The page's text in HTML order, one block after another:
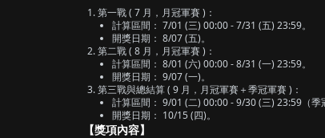
第一戰 ( 7 月，月冠軍賽 )：
計算區間： 7/01 (三) 00:00 - 7/31 (五) 23:59。
開獎日期： 8/07 (五)。
第二戰 ( 8 月，月冠軍賽 )：
計算區間： 8/01 (六) 00:00 - 8/31 (一) 23:59。
開獎日期： 9/07 (一)。
第三戰與總結算 ( 9 月，月冠軍賽＋季冠軍賽 )：
計算區間： 9/01 (二) 00:00 - 9/30 (三) 23:59（季
開獎日期： 10/15 (四)。
【獎項內容】